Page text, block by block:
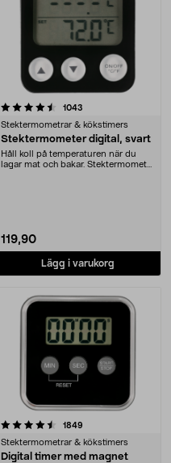
1043
Stektermometrar & kökstimers
Stektermometer digital, svart
Håll koll på temperaturen när du
lagar mat och bakar. Stektermometer
119,90
Lägg i varukorg
1849
Stektermometrar & kökstimers
Digital timer med magnet